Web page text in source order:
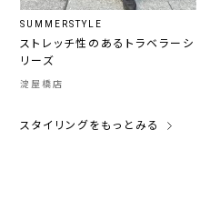
SUMMERSTYLE
ストレッチ性のあるトラベラーシ
リーズ
淀屋橋店
スタイリングをもっとみる